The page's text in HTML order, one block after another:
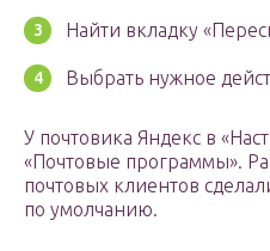
Найти вкладку
Выбрать нужное
У почтовика Яндекс в
«Почтовые программы».
почтовых клиентов
по умолчанию.